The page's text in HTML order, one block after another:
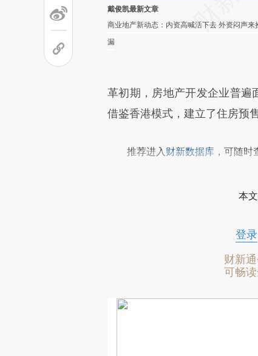
戴俊凯最新文章
商业地产新动态：内资高喊活下去 外资闷声来
漏
革初期，房地产开发企业普遍
借鉴香港模式，建立了住房预售
推荐进入 财新数据库 ，可随
本
登录
财新
可畅